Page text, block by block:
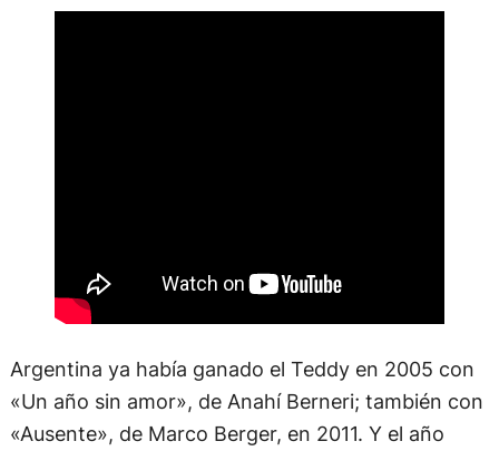
Argentina ya había ganado el Teddy en 2005 con
«Un año sin amor», de Anahí Berneri; también con
«Ausente», de Marco Berger, en 2011. Y el año